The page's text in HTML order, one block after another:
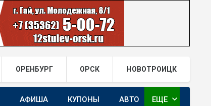
ОРЕНБУРГ ОРСК НОВОТРОИЦК
АФИША КУПОНЫ АВТО ЕЩЕ expand_more